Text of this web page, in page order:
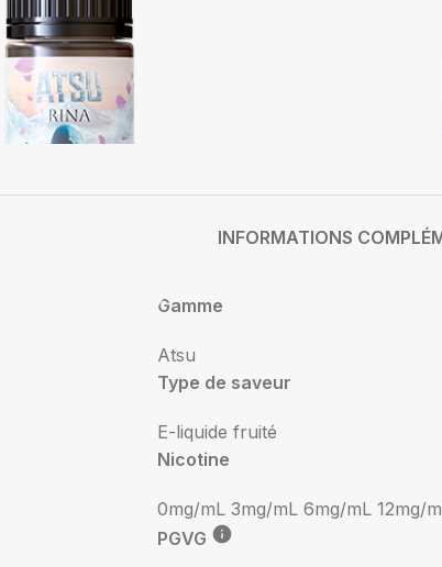
INFORMATIONS
Gamme
Atsu
Type de saveur
E-liquide fruité
Nicotine
0mg/mL 3mg/mL 6mg/mL 12mg/
PGVG